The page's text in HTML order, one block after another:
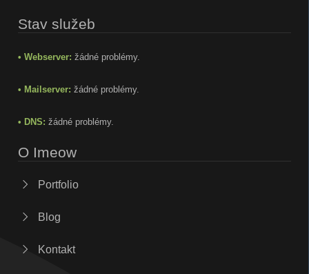
Stav služeb
• Webserver: žádné problémy.
• Mailserver: žádné problémy.
• DNS: žádné problémy.
O Imeow
Portfolio
Blog
Kontakt